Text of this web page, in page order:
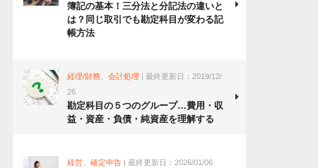
簿記の基本！三分法と分記法の違いと
は？同じ取引でも勘定科目が変わる記
帳方法
経理/財務、会計処理 | 最終更新日：2019/12/
26
勘定科目の５つのグループ…費用・収
益・資産・負債・純資産を理解する
経営、確定申告 | 最終更新日：2026/01/06